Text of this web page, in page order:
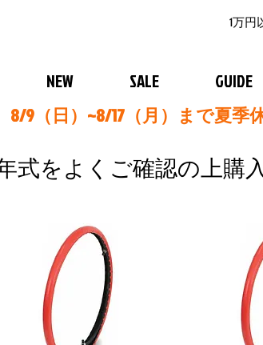
1万円
NEW SALE GUIDE
8/9（日）~8/17（月）まで夏
式をよくご確認の上購